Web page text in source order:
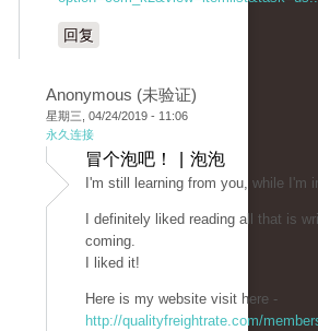
回复
Anonymous (未验证)
星期三, 04/24/2019 - 11:06
永久连接
冒个泡吧！ | 泡泡
I'm still learning from you, while I'm
I definitely liked reading all that is
coming.
I liked it!
Here is my website visit here -
http://qualityfreightrate.com/